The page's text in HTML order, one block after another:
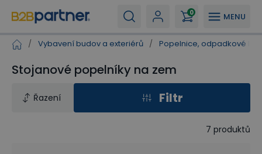
MENU
0
/ Vybavení budov a exteriérů / Popelnice, odpadkové
Stojanové popelníky na zem
Řazení Filtr
7 produktů